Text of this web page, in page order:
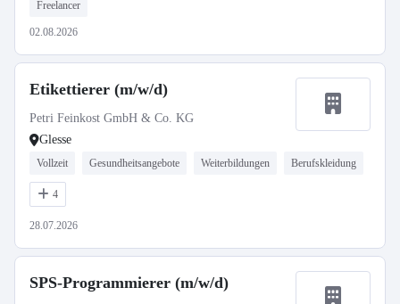
Freelancer
02.08.2026
Etikettierer (m/w/d)
Petri Feinkost GmbH & Co. KG
Glesse
Vollzeit Gesundheitsangebote Weiterbildungen Berufskleidung
4
28.07.2026
SPS-Programmierer (m/w/d)